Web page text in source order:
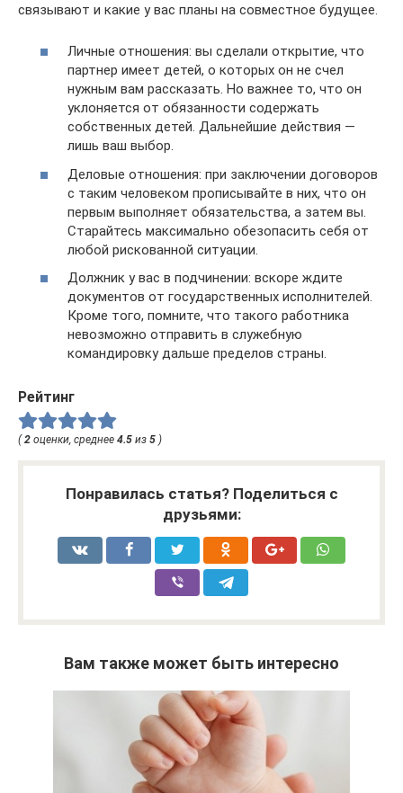
связывают и какие у вас планы на совместное будущее.
Личные отношения: вы сделали открытие, что
партнер имеет детей, о которых он не счел
нужным вам рассказать. Но важнее то, что он
уклоняется от обязанности содержать
собственных детей. Дальнейшие действия —
лишь ваш выбор.
Деловые отношения: при заключении договоров
с таким человеком прописывайте в них, что он
первым выполняет обязательства, а затем вы.
Старайтесь максимально обезопасить себя от
любой рискованной ситуации.
Должник у вас в подчинении: вскоре ждите
документов от государственных исполнителей.
Кроме того, помните, что такого работника
невозможно отправить в служебную
командировку дальше пределов страны.
Рейтинг
(2 оценки, среднее 4.5 из 5 )
Понравилась статья? Поделиться с
друзьями:
Вам также может быть интересно